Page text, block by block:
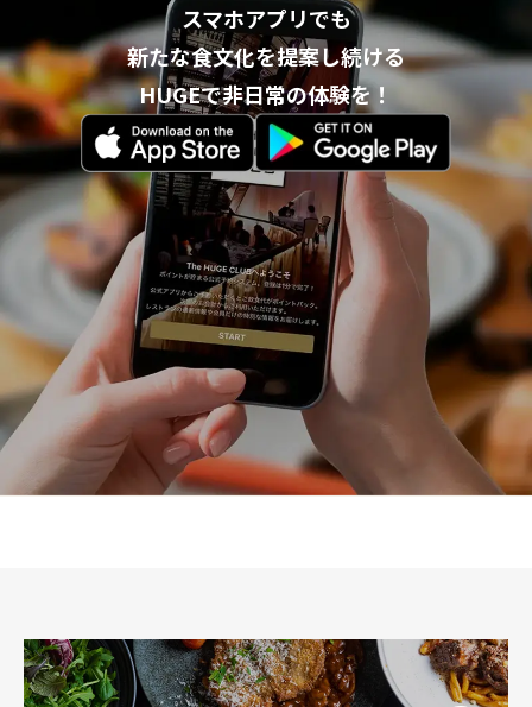
スマホアプリでも
新たな食文化を提案し続ける
HUGEで非日常の体験を！